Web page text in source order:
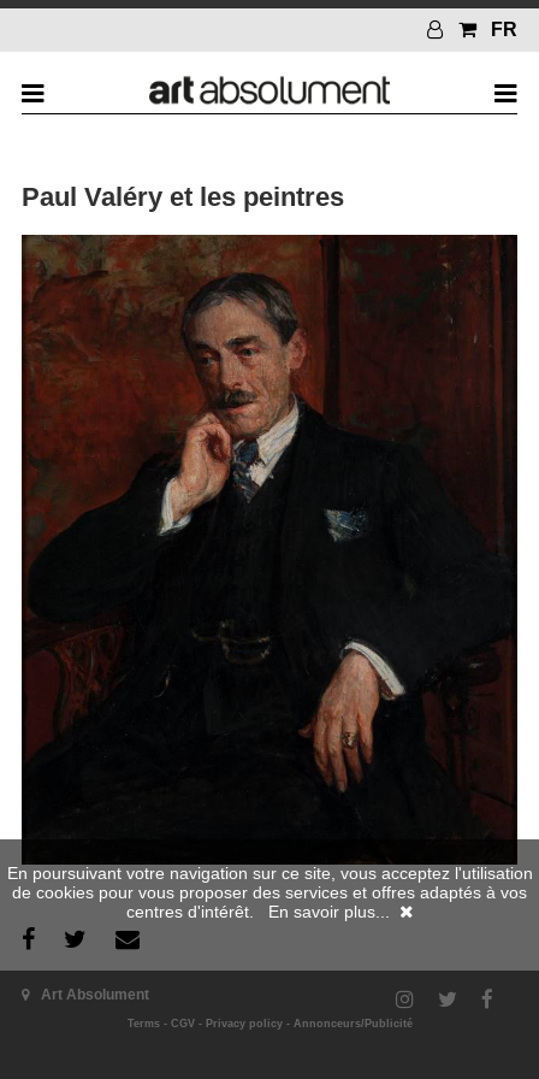
FR
Paul Valéry et les peintres
Art Absolument
Terms- CGV- Privacy policy- Annonceurs/Publicité
En poursuivant votre navigation sur ce site, vous acceptez l'utilisation
de cookies pour vous proposer des services et offres adaptés à vos
centres d'intérêt. En savoir plus...